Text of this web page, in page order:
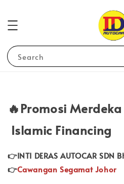
Search
🔥Promosi
Islamic Financing
👉INTI DERAS AUTOCAR SDN
👉Cawangan Segamat Johor